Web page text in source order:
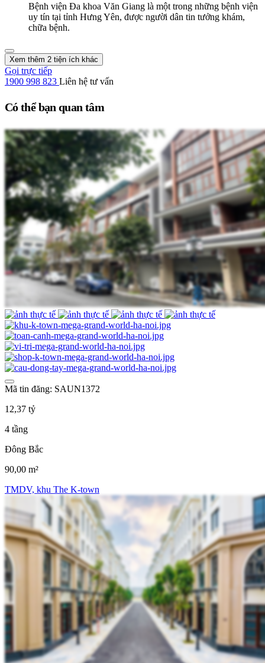
Bệnh viện Đa khoa Văn Giang là một trong những bệnh viện
uy tín tại tỉnh Hưng Yên, được người dân tin tưởng khám,
chữa bệnh.
Xem thêm 2 tiện ích khác
Gọi trực tiếp
1900 998 823 Liên hệ tư vấn
Có thể bạn quan tâm
Mã tin đăng: SAUN1372
12,37 tỷ
4 tầng
Đông Bắc
90,00 m²
TMDV, khu The K-town